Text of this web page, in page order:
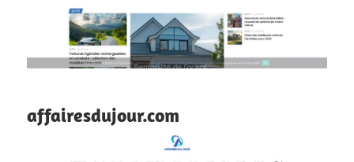
affairesdujour.com